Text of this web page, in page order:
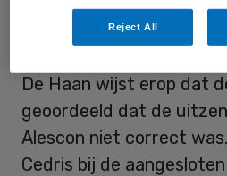
nadelige
fel tegen dit soort
De Haan wijst erop dat
geoordeeld dat de
Alescon niet correct
Cedris bij de
Reject All